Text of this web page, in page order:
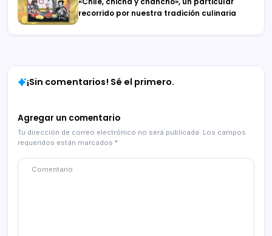
recorrido por nuestra tradición culinaria
¡Sin comentarios! Sé el primero.
Agregar un comentario
Tu dirección de correo electrónico no será publicada. Los campos
requeridos están marcados *